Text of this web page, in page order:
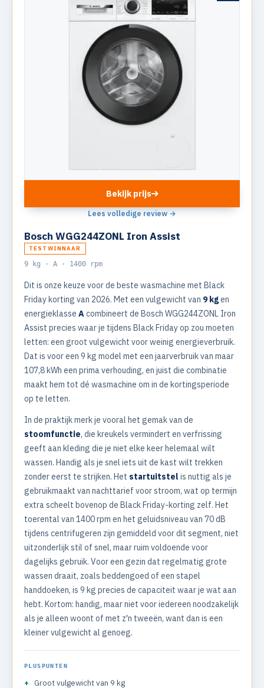
Bekijk prijs
Lees volledige review →
Bosch WGG244ZONL Iron Assist
TESTWINNAAR
9 kg · A · 1400 rpm
Dit is onze keuze voor de beste wasmachine met Black
Friday korting van 2026. Met een vulgewicht van 9 kgen
energieklasse Acombineert de Bosch WGG244ZONL Iron
Assist precies waar je tijdens Black Friday op zou moeten
letten: een groot vulgewicht voor weinig energieverbruik.
Dat is voor een 9 kg model met een jaarverbruik van maar
107,8 kWh een prima verhouding, en juist die combinatie
maakt hem tot dé wasmachine om in de kortingsperiode
op te letten.
In de praktijk merk je vooral het gemak van de
stoomfunctie, die kreukels vermindert en verfrissing
geeft aan kleding die je niet elke keer helemaal wilt
wassen. Handig als je snel iets uit de kast wilt trekken
zonder eerst te strijken. Het startuitstel is nuttig als je
gebruikmaakt van nachttarief voor stroom, wat op termijn
extra scheelt bovenop de Black Friday-korting zelf. Het
toerental van 1400 rpm en het geluidsniveau van 70 dB
tijdens centrifugeren zijn gemiddeld voor dit segment, niet
uitzonderlijk stil of snel, maar ruim voldoende voor
dagelijks gebruik. Voor een gezin dat regelmatig grote
wassen draait, zoals beddengoed of een stapel
handdoeken, is 9 kg precies de capaciteit waar je wat aan
hebt. Kortom: handig, maar niet voor iedereen noodzakelijk
als je alleen woont of met z'n tweeën, want dan is een
kleiner vulgewicht al genoeg.
PLUSPUNTEN
Groot vulgewicht van 9 kg